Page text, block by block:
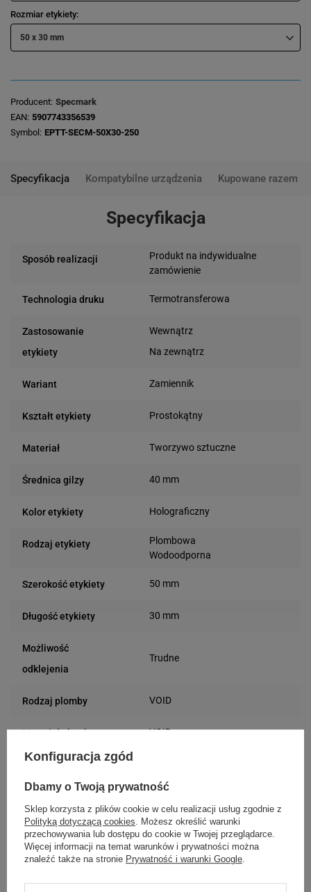
Rozmiar etykiety
50 x 30 mm
Producent Specmark
EAN 5907743356539
Symbol EPTT-SECM-50X30-250
Specyfikacja Kompatybilne urządzenia Kupowane razem
Specyfikacja
Sposób realizacji
Produkt na indywidualne
zamówienie
Technologia druku Termotransferowa
Zastosowanie
etykiety
Wewnątrz
Na zewnątrz
Wariant Zamiennik
Kształt etykiety Prostokątny
Materiał Tworzywo sztuczne
Średnica gilzy 40 mm
Kolor etykiety Holograficzny
Rodzaj etykiety
Plombowa
Wodoodporna
Szerokość etykiety 50 mm
Długość etykiety 30 mm
Możliwość
odklejenia
Trudne
Rodzaj plomby VOID
Materiał plomby VOID
Usuwanie/odklejanie
plomby
Gwarancja 24 miesiące
Podmiot
Specmark
43-400 Cieszyn (Polska)
Konfiguracja zgód
Dbamy o Twoją prywatność
Sklep korzysta z plików cookie w celu realizacji usług zgodnie z
Polityką dotyczącą cookies . Możesz określić warunki
przechowywania lub dostępu do cookie w Twojej przeglądarce.
Więcej informacji na temat warunków i prywatności można
znaleźć także na stronie Prywatność i warunki Google